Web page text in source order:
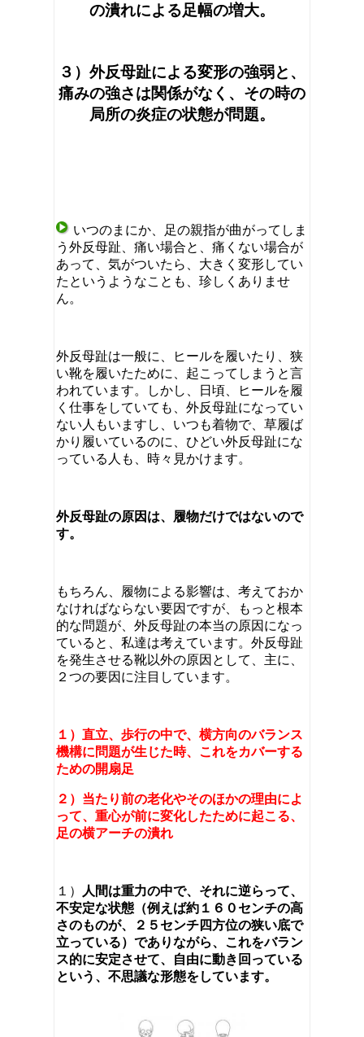
の潰れによる足幅の増大。
３）外反母趾による変形の強弱と、
痛みの強さは関係がなく、その時の
局所の炎症の状態が問題。
いつのまにか、足の親指が曲がってしま
う外反母趾、痛い場合と、痛くない場合が
あって、気がついたら、大きく変形してい
たというようなことも、珍しくありませ
ん。
外反母趾は一般に、ヒールを履いたり、狭
い靴を履いたために、起こってしまうと言
われています。しかし、日頃、ヒールを履
く仕事をしていても、外反母趾になってい
ない人もいますし、いつも着物で、草履ば
かり履いているのに、ひどい外反母趾にな
っている人も、時々見かけます。
外反母趾の原因は、履物だけではないので
す。
もちろん、履物による影響は、考えておか
なければならない要因ですが、もっと根本
的な問題が、外反母趾の本当の原因になっ
ていると、私達は考えています。外反母趾
を発生させる靴以外の原因として、主に、
２つの要因に注目しています。
１）直立、歩行の中で、横方向のバランス
機構に問題が生じた時、これをカバーする
ための開扇足
２）当たり前の老化やそのほかの理由によ
って、重心が前に変化したために起こる、
足の横アーチの潰れ
１）
人間は重力の中で、それに逆らって、
不安定な状態（例えば約１６０センチの高
さのものが、２５センチ四方位の狭い底で
立っている）でありながら、これをバラン
ス的に安定させて、自由に動き回っている
という、不思議な形態をしています。